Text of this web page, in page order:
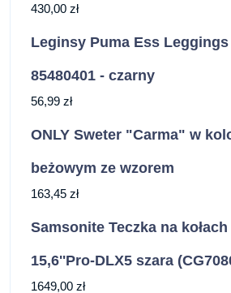
430,00 zł
Leginsy Puma Ess Leggings
85480401 - czarny
56,99 zł
ONLY Sweter "Carma" w
beżowym ze wzorem
163,45 zł
Samsonite Teczka na kołach
15,6''Pro-DLX5 szara
1649,00 zł